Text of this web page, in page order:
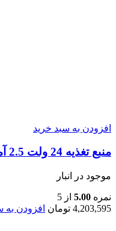
افزودن به سبد خرید
منبع تغذیه 24 ولت 2.5 آمپر مین ول مدل HDR-60-24
موجود در انبار
نمره 5.00 از 5
4,203,595 تومان افزودن به